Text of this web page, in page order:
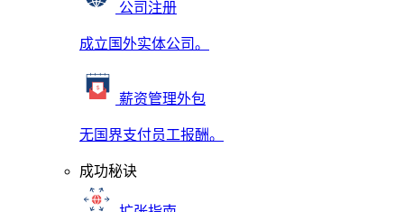
公司注册
成立国外实体公司。
薪资管理外包
无国界支付员工报酬。
成功秘诀